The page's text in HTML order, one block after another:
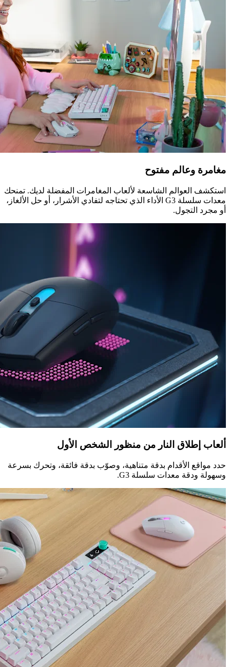
مغامرة وعالم مفتوح
استكشف العوالم الشاسعة لألعاب المغامرات المفضلة لديك. تمنحك
معدات سلسلة G3 الأداء الذي تحتاجه لتفادي الأشرار، أو حل الألغاز،
أو مجرد التجول.
ألعاب إطلاق النار من منظور الشخص الأول
حدد مواقع الأقدام بدقة متناهية، وصوّب بدقة فائقة، وتحرك بسرعة
وسهولة ودقة معدات سلسلة G3.